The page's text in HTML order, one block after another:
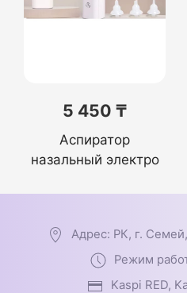
5 450 ₸
Аспиратор
назальный электро
Адрес: РК, г.
Режим
Kaspi RED,